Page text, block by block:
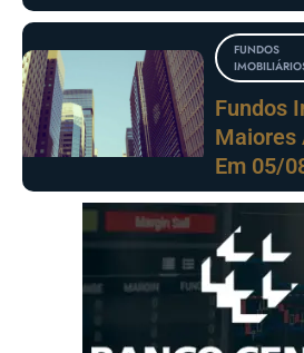
FUNDOS
Fundos
Maiores
Em 05/